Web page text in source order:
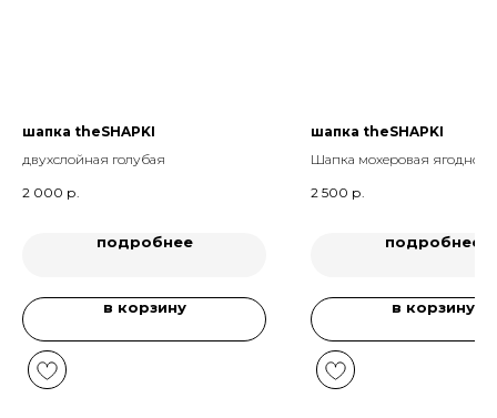
шапка theSHAPKI
двухслойная голубая
2 000 р.
подробнее
в корзину
шапка theSHAPKI
Шапка мохеровая ягодно -
2 500 р.
подробнее
в корзину